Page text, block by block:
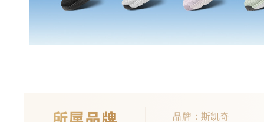
品牌：斯凯奇